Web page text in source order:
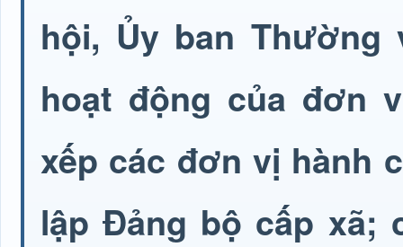
hội, Ủy ban
hoạt động của đơn
xếp các đơn vị hành
lập Đảng bộ cấp xã;